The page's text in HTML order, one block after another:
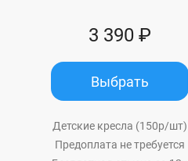
3 390 ₽
Выбрать
Детские кресла (150р/шт)
Предоплата не требуется